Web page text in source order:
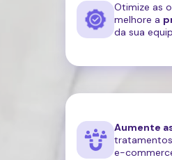
Otimize as
melhore a
da sua
Aumente
e-